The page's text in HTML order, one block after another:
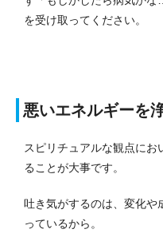
を受け取ってください。
悪いエネルギーを
スピリチュアルな観点にお
ることが大事です。
吐き気がするのは、変化や
っているから。